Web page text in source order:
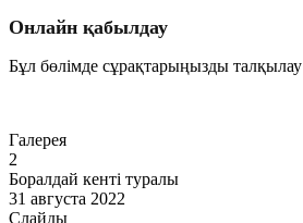
Онлайн қабылдау
Бұл бөлімде сұрақтарыңызды
Галерея
2
Боралдай кенті туралы
31 августа 2022
Слайды